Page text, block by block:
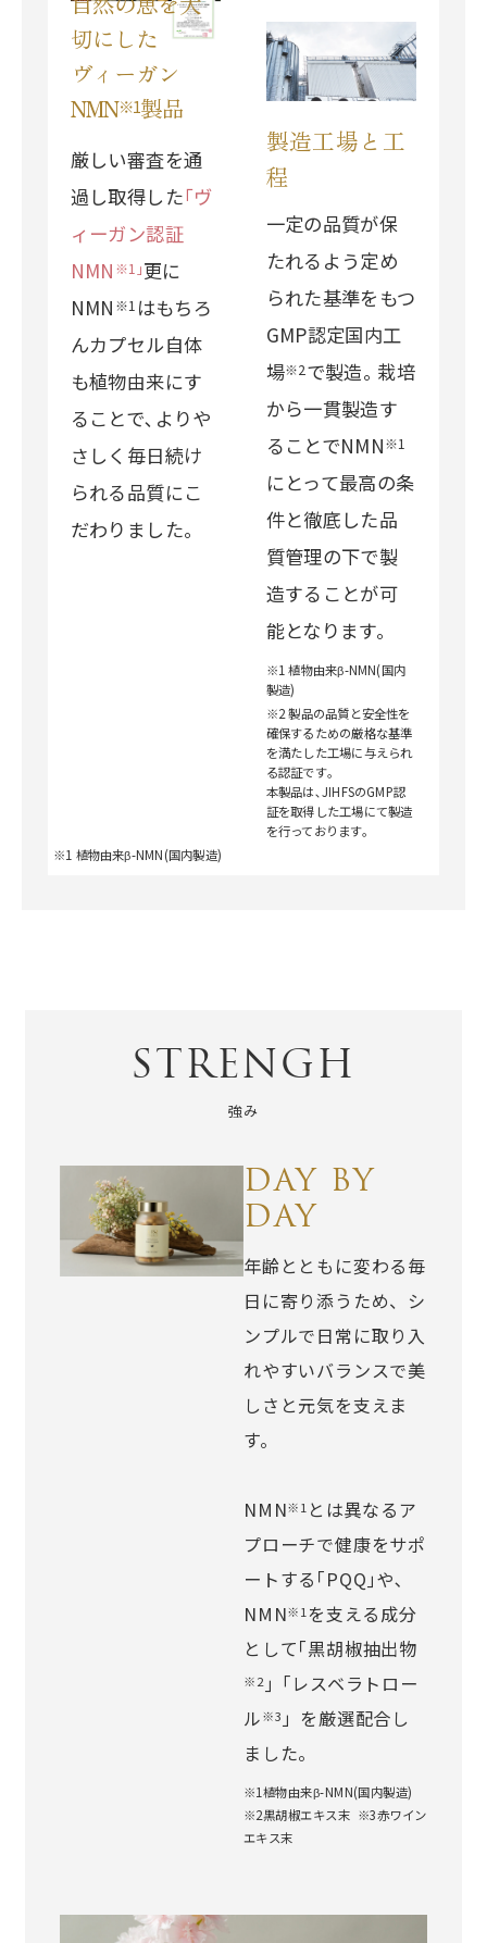
切にした
ヴィーガン
NMN※1製品
厳しい審査を通
過し取得した｢ヴ
ィーガン認証
NMN ※1｣更に
NMN ※1 はもちろ
んカプセル自体
も植物由来にす
ることで､よりや
さしく毎日続け
られる品質にこ
だわりました。
※1 植物由来β-NMN(国内製造)
製造工場と工
程
一定の品質が保
たれるよう定め
られた基準をもつ
GMP認定国内工
場※2で製造｡ 栽培
から一貫製造す
ることでNMN※1
にとって最高の条
件と徹底した品
質管理の下で製
造することが可
能となります。
※1 植物由来β-NMN(国内
製造)
※2 製品の品質と安全性を
確保するための厳格な基準
を満たした工場に与えられ
る認証です｡
本製品は､JIHFSのGMP認
証を取得した工場にて製造
を行っております。
STRENGH
強み
DAY BY
DAY
年齢とともに変わる毎
日に寄り添うため、シ
ンプルで日常に取り入
れやすいバランスで美
しさと元気を支えま
す。
NMN※1 とは異なるア
プローチで健康をサポ
ートする｢PQQ｣や､
NMN※1 を支える成分
として｢黒胡椒抽出物
※2｣「レスベラトロー
ル※3 」を厳選配合し
ました。
※1植物由来β-NMN(国内製造)
※2黒胡椒エキス末 ※3赤ワイン
エキス末